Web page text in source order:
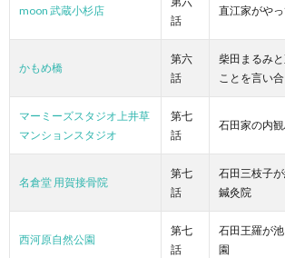
moon 武蔵小杉店
話
直江家がや
かもめ橋
第六
話
柴田まるみ
ことを言い
マーミーズスタジオ上井草
マンションスタジオ
第七
話
石田家の内
名倉堂 用賀接骨院
第七
話
石田三枝子
鍼灸院
西河原自然公園
第七
話
石田王羅が
園